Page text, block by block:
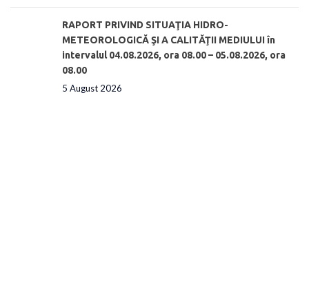
RAPORT PRIVIND SITUAŢIA HIDRO-
METEOROLOGICĂ ŞI A CALITĂŢII MEDIULUI în
intervalul 04.08.2026, ora 08.00 – 05.08.2026, ora
08.00
5 August 2026